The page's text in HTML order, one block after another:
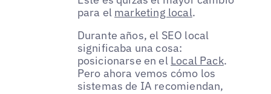
para el marketing local.
Durante años, el SEO local
significaba una cosa:
posicionarse en el Local Pack.
Pero ahora vemos cómo los
sistemas de IA recomiendan,